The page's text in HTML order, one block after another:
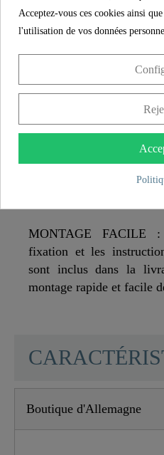
nettoyage aisé et
surface lisse de la
particulièrement facile à
plus grande propreté
FORME
standard et à sa
s'adapte aux
suspendues et sur
MONTAGE FACILE
fixation et les
sont inclus dans la
montage rapide et facile
Matériau
Boutique d'Allemagne
Acceptez-vous ces cookies ainsi
l'utilisation de vos données